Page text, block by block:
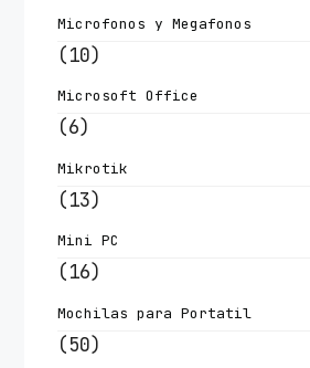
Microfonos y Megafonos
(10)
Microsoft Office
(6)
Mikrotik
(13)
Mini PC
(16)
Mochilas para Portatil
(50)